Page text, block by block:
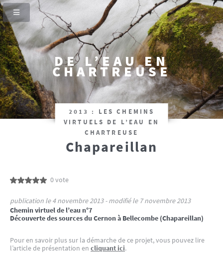
DE L’EAU EN
CHARTREUSE
2013 : LES CHEMINS
VIRTUELS DE L’EAU EN
CHARTREUSE
Chapareillan
0 vote
publication le 4 novembre 2013 - modifié le 7 novembre 2013
Chemin virtuel de l’eau n°7
Découverte des sources du Cernon à Bellecombe (Chapareillan)
Pour en savoir plus sur la démarche de ce projet, vous pouvez lire
l’article de présentation en cliquant ici.